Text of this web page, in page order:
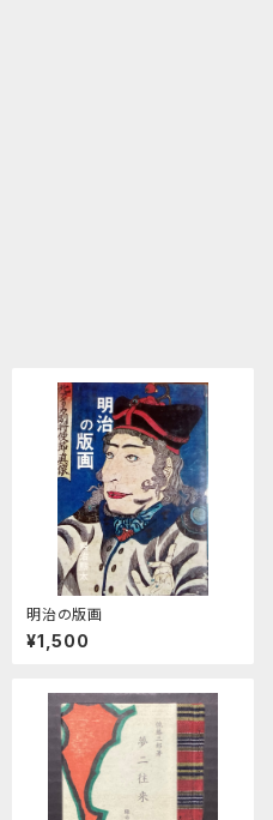
明治の版画
¥1,500